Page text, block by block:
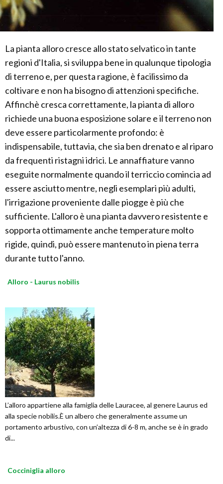
La pianta alloro cresce allo stato selvatico in tante
regioni d'Italia, si sviluppa bene in qualunque tipologia
di terreno e, per questa ragione, è facilissimo da
coltivare e non ha bisogno di attenzioni specifiche.
Affinchè cresca correttamente, la pianta di alloro
richiede una buona esposizione solare e il terreno non
deve essere particolarmente profondo: è
indispensabile, tuttavia, che sia ben drenato e al riparo
da frequenti ristagni idrici. Le annaffiature vanno
eseguite normalmente quando il terriccio comincia ad
essere asciutto mentre, negli esemplari più adulti,
l'irrigazione proveniente dalle piogge è più che
sufficiente. L'alloro è una pianta davvero resistente e
sopporta ottimamente anche temperature molto
rigide, quindi, può essere mantenuto in piena terra
durante tutto l'anno.
Alloro - Laurus nobilis
L’alloro appartiene alla famiglia delle Lauracee, al genere Laurus ed
alla specie nobilis.È un albero che generalmente assume un
portamento arbustivo, con un’altezza di 6-8 m, anche se è in grado
di...
Cocciniglia alloro